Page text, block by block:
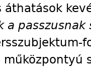
áthatások
a